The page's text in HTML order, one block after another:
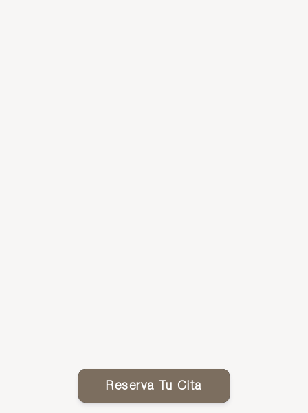
Reserva Tu Cita